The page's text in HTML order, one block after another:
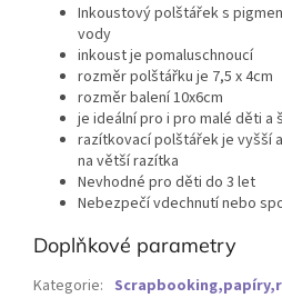
Inkoustový polštářek s
vody
inkoust je pomaluschnoucí
rozměr polštářku je 7,5 x 4cm
rozměr balení 10x6cm
je ideální pro i pro malé děti a
razítkovací polštářek je vyšší
na větší razítka
Nevhodné pro děti do 3 let
Nebezpečí vdechnutí nebo
Doplňkové parametry
Kategorie: